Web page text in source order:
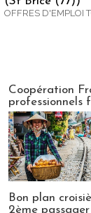
OFFRES D'EMPLOI
Coopération
professionnels
Bon plan
2ème